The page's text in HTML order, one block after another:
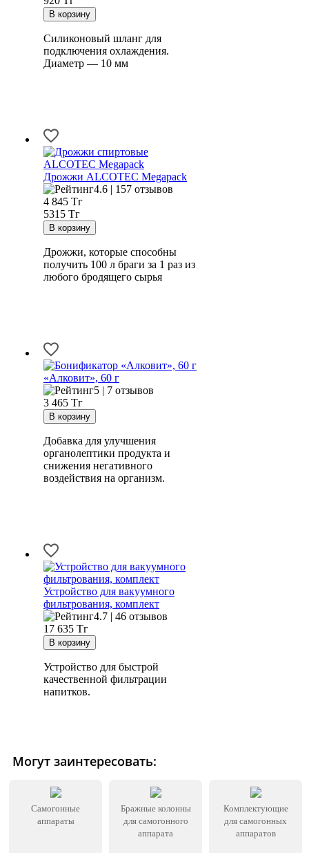
Силиконовый шланг для
подключения охлаждения.
Диаметр — 10 мм
Дрожжи ALCOTEC Megapack
4.6 | 157 отзывов
4 845 Тг
5315 Тг
Дрожжи, которые способны
получить 100 л браги за 1 раз из
любого бродящего сырья
«Алковит», 60 г
5 | 7 отзывов
3 465 Тг
Добавка для улучшения
органолептики продукта и
снижения негативного
воздействия на организм.
Устройство для вакуумного
фильтрования, комплект
4.7 | 46 отзывов
17 635 Тг
Устройство для быстрой
качественной фильтрации
напитков.
Могут заинтересовать:
Самогонные
аппараты
Бражные колонны
для самогонного
аппарата
Комплектующие
для самогонных
аппаратов